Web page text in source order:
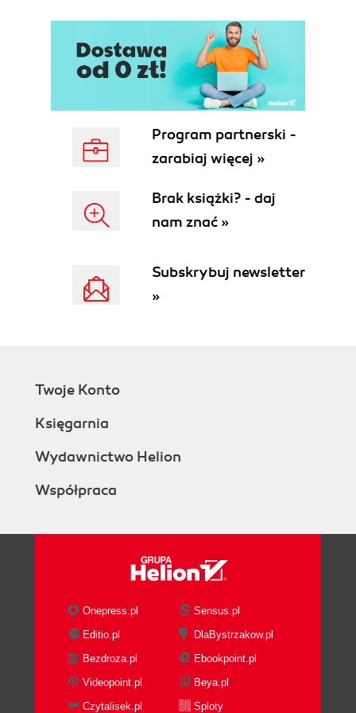
Program partnerski -
zarabiaj więcej »
Brak książki? - daj
nam znać »
Subskrybuj newsletter
»
Twoje Konto
Księgarnia
Wydawnictwo Helion
Współpraca
Onepress.pl
Sensus.pl
Editio.pl
DlaBystrzakow.pl
Bezdroza.pl
Ebookpoint.pl
Videopoint.pl
Beya.pl
Czytalisek.pl
Sploty